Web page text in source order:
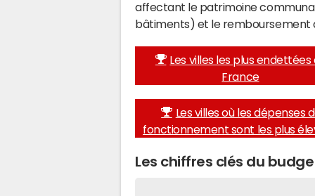
affectant le patrimoine
bâtiments) et le remboursement
Les villes les plus endettées
France
Les villes où les dépenses
fonctionnement sont les plus
Les chiffres clés du